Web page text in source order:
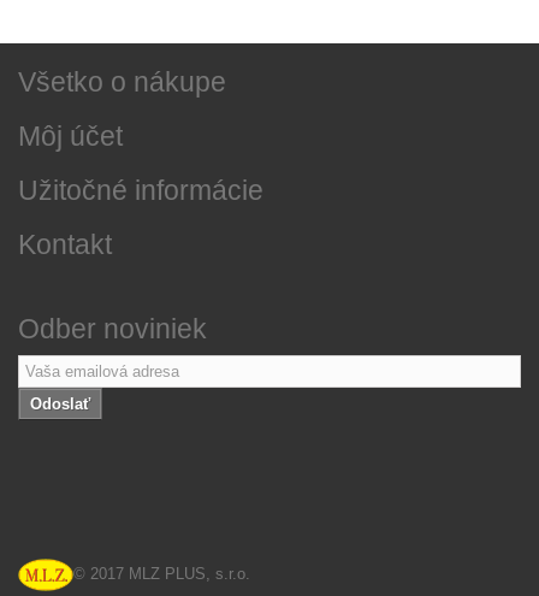
Všetko o nákupe
Môj účet
Užitočné informácie
Kontakt
Odber noviniek
Odoslať
© 2017 MLZ PLUS, s.r.o.